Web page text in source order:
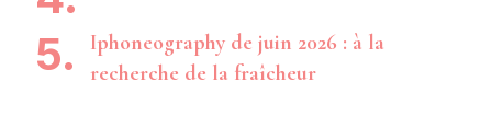
Iphoneography de juin 2026 : à la
recherche de la fraîcheur